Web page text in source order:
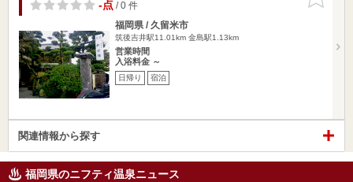
-点/ 0 件
福岡県 / 久留米市
筑後吉井駅11.01km 金島駅1.13km
営業時間
入浴料金 ～
日帰り 宿泊
関連情報から探す
福岡県のニフティ温泉ニュース